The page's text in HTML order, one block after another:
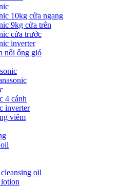
10kg cửa ngang
9kg cửa trên
cửa trước
inverter
nối ống gió
4 cánh
inverter
viêm
oil